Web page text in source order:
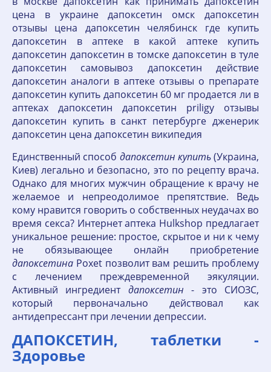
цена в украине дапоксетин омск дапоксетин
отзывы цена дапоксетин челябинск где купить
дапоксетин в аптеке в какой аптеке купить
дапоксетин дапоксетин в томске дапоксетин в туле
дапоксетин самовывоз дапоксетин действие
дапоксетин аналоги в аптеке отзывы о препарате
дапоксетин купить дапоксетин 60 мг продается ли в
аптеках дапоксетин дапоксетин priligy отзывы
дапоксетин купить в санкт петербурге дженерик
дапоксетин цена дапоксетин википедия
Единственный способ дапоксетин купить(Украина,
Киев) легально и безопасно, это по рецепту врача.
Однако для многих мужчин обращение к врачу не
желаемое и непреодолимое препятствие. Ведь
кому нравится говорить о собственных неудачах во
время секса? Интернет аптека Hulkshop предлагает
уникальное решение: простое, скрытое и ни к чему
не обязывающее онлайн приобретение
дапоксетина Poxet позволит вам решить проблему
с лечением преждевременной эякуляции.
Активный ингредиент дапоксетин - это СИОЗС,
который первоначально действовал как
антидепрессант при лечении депрессии.
ДАПОКСЕТИН, таблетки -
Здоровье